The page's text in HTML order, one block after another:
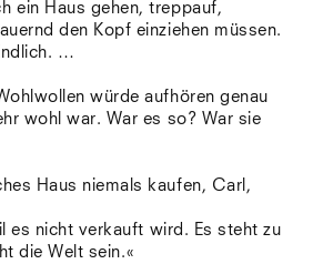
ein Haus gehen, treppauf,
den Kopf einziehen müssen.
…
würde aufhören genau
wohl war. War es so? War sie
Haus niemals kaufen, Carl,
es nicht verkauft wird. Es steht zu
die Welt sein.«